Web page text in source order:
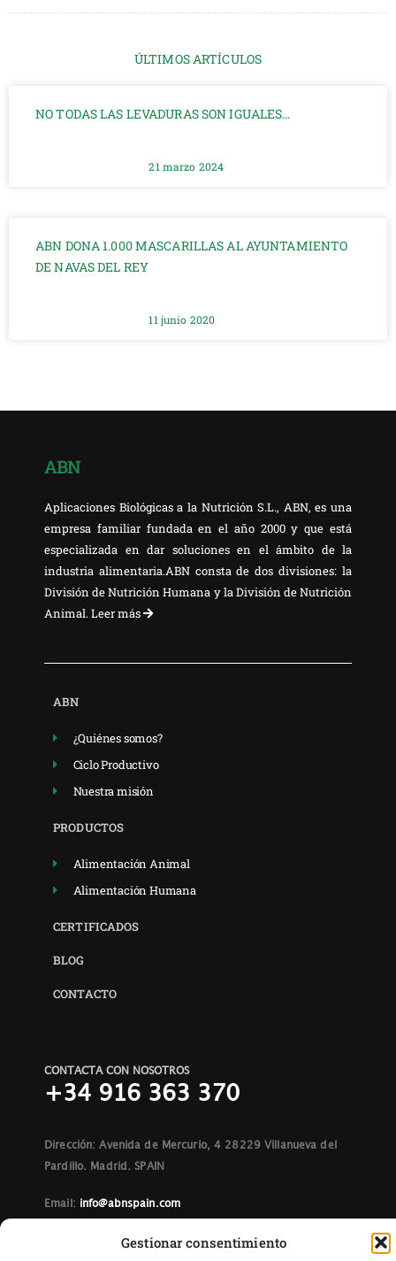
Gestionar consentimiento
ÚLTIMOS ARTÍCULOS
NO TODAS LAS LEVADURAS SON IGUALES…
21 marzo 2024
ABN DONA 1.000 MASCARILLAS AL AYUNTAMIENTO
DE NAVAS DEL REY
11 junio 2020
ABN
Aplicaciones Biológicas a la Nutrición S.L., ABN, es una
empresa familiar fundada en el año 2000 y que está
especializada en dar soluciones en el ámbito de la
industria alimentaria.ABN consta de dos divisiones: la
División de Nutrición Humana y la División de Nutrición
Animal.Leer más
ABN
¿Quiénes somos?
Ciclo Productivo
Nuestra misión
PRODUCTOS
Alimentación Animal
Alimentación Humana
CERTIFICADOS
BLOG
CONTACTO
CONTACTA CON NOSOTROS
+34 916 363 370
Dirección: Avenida de Mercurio, 4 28229 Villanueva del
Pardillo. Madrid. SPAIN
Email: info@abnspain.com